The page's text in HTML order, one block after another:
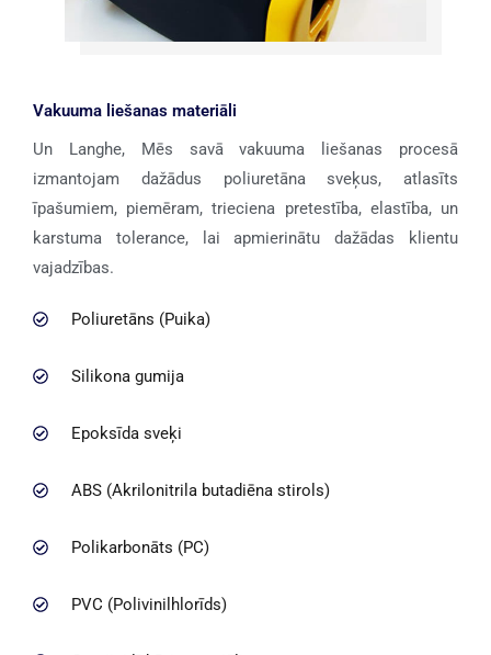
Vakuuma liešanas materiāli
Un Langhe, Mēs savā vakuuma liešanas procesā
izmantojam dažādus poliuretāna sveķus, atlasīts
īpašumiem, piemēram, trieciena pretestība, elastība, un
karstuma tolerance, lai apmierinātu dažādas klientu
vajadzības.
Poliuretāns (Puika)
Silikona gumija
Epoksīda sveķi
ABS (Akrilonitrila butadiēna stirols)
Polikarbonāts (PC)
PVC (Polivinilhlorīds)